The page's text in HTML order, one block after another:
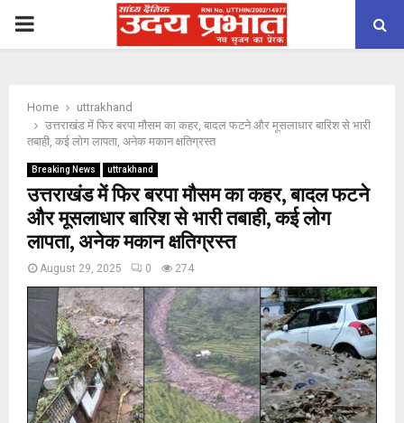
PRIMARY
Home
uttrakhand
उत्तराखंड में फिर बरपा मौसम का कहर, बादल फटने और मूसलाधार बारिश से भारी
तबाही, कई लोग लापता, अनेक मकान क्षतिग्रस्त
Breaking News uttrakhand
उत्तराखंड में फिर बरपा मौसम का कहर, बादल फटने
और मूसलाधार बारिश से भारी तबाही, कई लोग
लापता, अनेक मकान क्षतिग्रस्त
August 29, 2025 0 274